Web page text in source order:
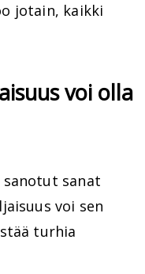
jotain, kaikki
voi olla
sanotut sanat
voi sen
turhia